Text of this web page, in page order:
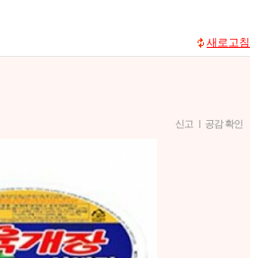
새로고침
신고 | 공감 확인